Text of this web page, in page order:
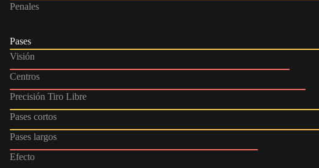
Penales
Pases
Visión
Centros
Precisión Tiro Libre
Pases cortos
Pases largos
Efecto